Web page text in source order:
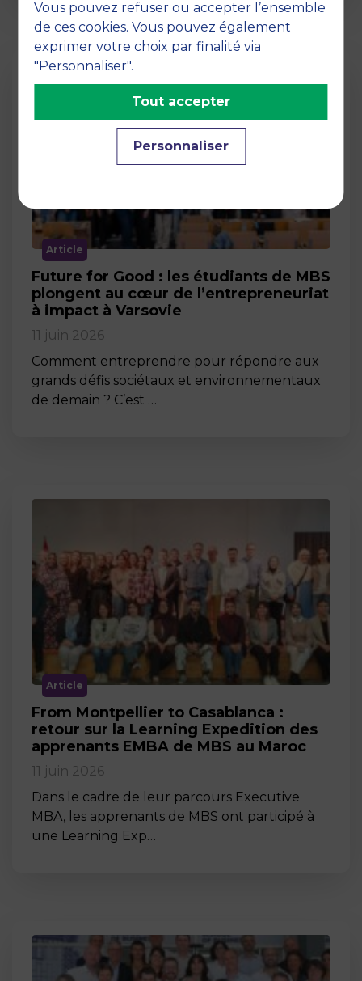
Article
Future for Good : les étudiants de MBS
plongent au cœur de l’entrepreneuriat
à impact à Varsovie
11 juin 2026
Comment entreprendre pour répondre aux
grands défis sociétaux et environnementaux
de demain ? C’est …
Article
From Montpellier to Casablanca :
retour sur la Learning Expedition des
apprenants EMBA de MBS au Maroc
11 juin 2026
Dans le cadre de leur parcours Executive
MBA, les apprenants de MBS ont participé à
une Learning Exp…
Vous pouvez refuser ou accepter l’ensemble
de ces cookies. Vous pouvez également
exprimer votre choix par finalité via
"Personnaliser".
Personnaliser
Tout accepter